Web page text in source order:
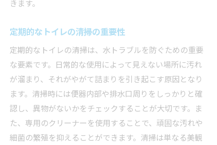
きます。
定期的なトイレの清掃の重要性
定期的なトイレの清掃は、水トラブルを防ぐための重要
な要素です。日常的な使用によって見えない場所に汚れ
が溜まり、それがやがて詰まりを引き起こす原因となり
ます。清掃時には便器内部や排水口周りをしっかりと確
認し、異物がないかをチェックすることが大切です。ま
た、専用のクリーナーを使用することで、頑固な汚れや
細菌の繁殖を抑えることができます。清掃は単なる美観